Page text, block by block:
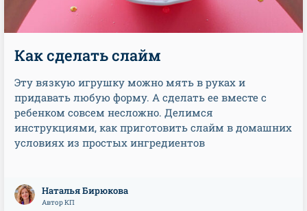
Как сделать слайм
Эту вязкую игрушку можно мять в руках и
придавать любую форму. А сделать ее вместе с
ребенком совсем несложно. Делимся
инструкциями, как приготовить слайм в домашних
условиях из простых ингредиентов
Наталья Бирюкова
Автор КП